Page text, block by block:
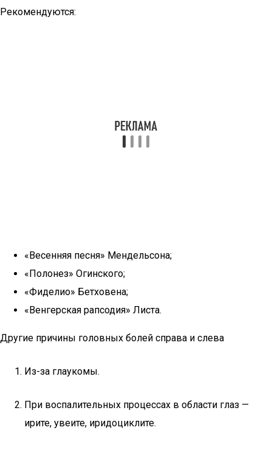
Рекомендуются:
«Весенняя песня» Мендельсона;
«Полонез» Огинского;
«Фиделио» Бетховена;
«Венгерская рапсодия» Листа.
Другие причины головных болей справа и слева
Из-за глаукомы.
При воспалительных процессах в области глаз —
ирите, увеите, иридоциклите.